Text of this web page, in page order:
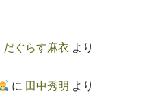
だぐらす麻衣 より
に 田中秀明 より